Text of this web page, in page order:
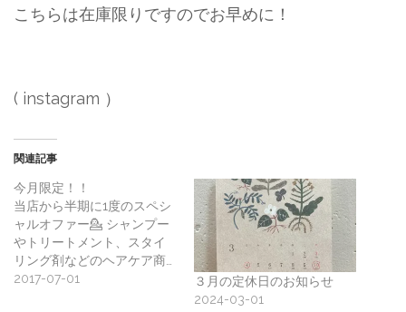
こちらは在庫限りですのでお早めに！
( instagram ）
関連記事
今月限定！！
当店から半期に1度のスペシ
ャルオファー💁 シャンプー
やトリートメント、スタイ
リング剤などのヘアケア商…
2017-07-01
３月の定休日のお知らせ
2024-03-01